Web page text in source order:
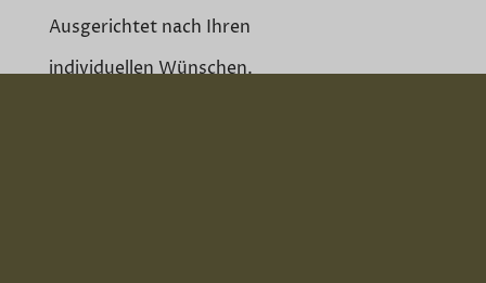
Ausgerichtet nach Ihren
individuellen Wünschen.